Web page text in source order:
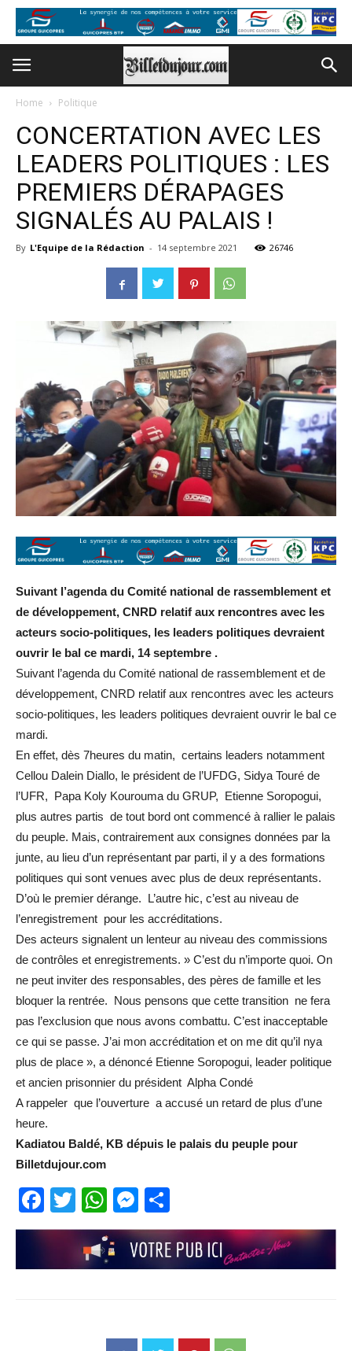
Home Politique
CONCERTATION AVEC LES
LEADERS POLITIQUES : LES
PREMIERS DÉRAPAGES
SIGNALÉS AU PALAIS !
By L'Equipe de la Rédaction - 14 septembre 2021 26746
Suivant l’agenda du Comité national de rassemblement et
de développement, CNRD relatif aux rencontres avec les
acteurs socio-politiques, les leaders politiques devraient
ouvrir le bal ce mardi, 14 septembre .
Suivant l’agenda du Comité national de rassemblement et de
développement, CNRD relatif aux rencontres avec les acteurs
socio-politiques, les leaders politiques devraient ouvrir le bal ce
mardi.
En effet, dès 7heures du matin, certains leaders notamment
Cellou Dalein Diallo, le président de l’UFDG, Sidya Touré de
l’UFR, Papa Koly Kourouma du GRUP, Etienne Soropogui,
plus autres partis de tout bord ont commencé à rallier le palais
du peuple. Mais, contrairement aux consignes données par la
junte, au lieu d’un représentant par parti, il y a des formations
politiques qui sont venues avec plus de deux représentants.
D’où le premier dérange. L’autre hic, c’est au niveau de
l’enregistrement pour les accréditations.
Des acteurs signalent un lenteur au niveau des commissions
de contrôles et enregistrements. » C’est du n’importe quoi. On
ne peut inviter des responsables, des pères de famille et les
bloquer la rentrée. Nous pensons que cette transition ne fera
pas l’exclusion que nous avons combattu. C’est inacceptable
ce qui se passe. J’ai mon accréditation et on me dit qu’il nya
plus de place », a dénoncé Etienne Soropogui, leader politique
et ancien prisonnier du président Alpha Condé
A rappeler que l’ouverture a accusé un retard de plus d’une
heure.
Kadiatou Baldé, KB dépuis le palais du peuple pour
Billetdujour.com
Facebook
TwitterWhatsApp
Messenger